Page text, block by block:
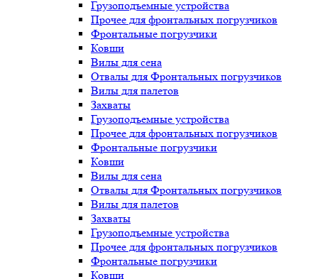
Грузоподъемные устройства
Прочее для фронтальных погрузчиков
Фронтальные погрузчики
Ковши
Вилы для сена
Отвалы для Фронтальных погрузчиков
Вилы для палетов
Захваты
Грузоподъемные устройства
Прочее для фронтальных погрузчиков
Фронтальные погрузчики
Ковши
Вилы для сена
Отвалы для Фронтальных погрузчиков
Вилы для палетов
Захваты
Грузоподъемные устройства
Прочее для фронтальных погрузчиков
Фронтальные погрузчики
Ковши